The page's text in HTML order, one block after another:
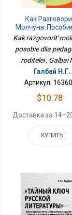
Как
Молчуна:
Педагогов И
Kak razgovorit'
posobie dlia
roditelei , Galbai
Галбай Н.Г.
Артикул:
$10.78
Доставка за
КУПИТЬ